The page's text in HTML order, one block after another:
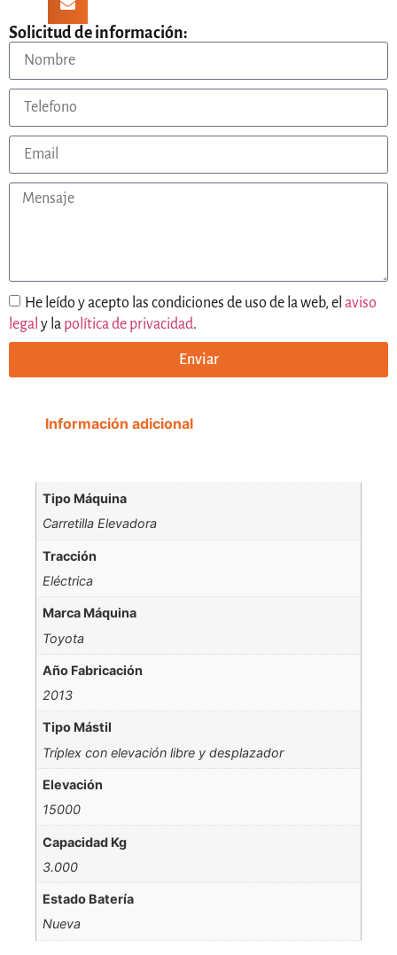
Solicitud de información:
He leído y acepto las condiciones de uso de la web, el aviso
legal y la política de privacidad.
Enviar
Información adicional
Tipo Máquina
Carretilla Elevadora
Tracción
Eléctrica
Marca Máquina
Toyota
Año Fabricación
2013
Tipo Mástil
Tríplex con elevación libre y desplazador
Elevación
15000
Capacidad Kg
3.000
Estado Batería
Nueva